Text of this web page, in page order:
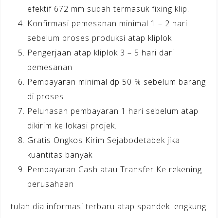
efektif 672 mm sudah termasuk fixing klip.
Konfirmasi pemesanan minimal 1 – 2 hari
sebelum proses produksi atap kliplok
Pengerjaan atap kliplok 3 – 5 hari dari
pemesanan
Pembayaran minimal dp 50 % sebelum barang
di proses
Pelunasan pembayaran 1 hari sebelum atap
dikirim ke lokasi projek.
Gratis Ongkos Kirim Sejabodetabek jika
kuantitas banyak
Pembayaran Cash atau Transfer Ke rekening
perusahaan
Itulah dia informasi terbaru atap spandek lengkung